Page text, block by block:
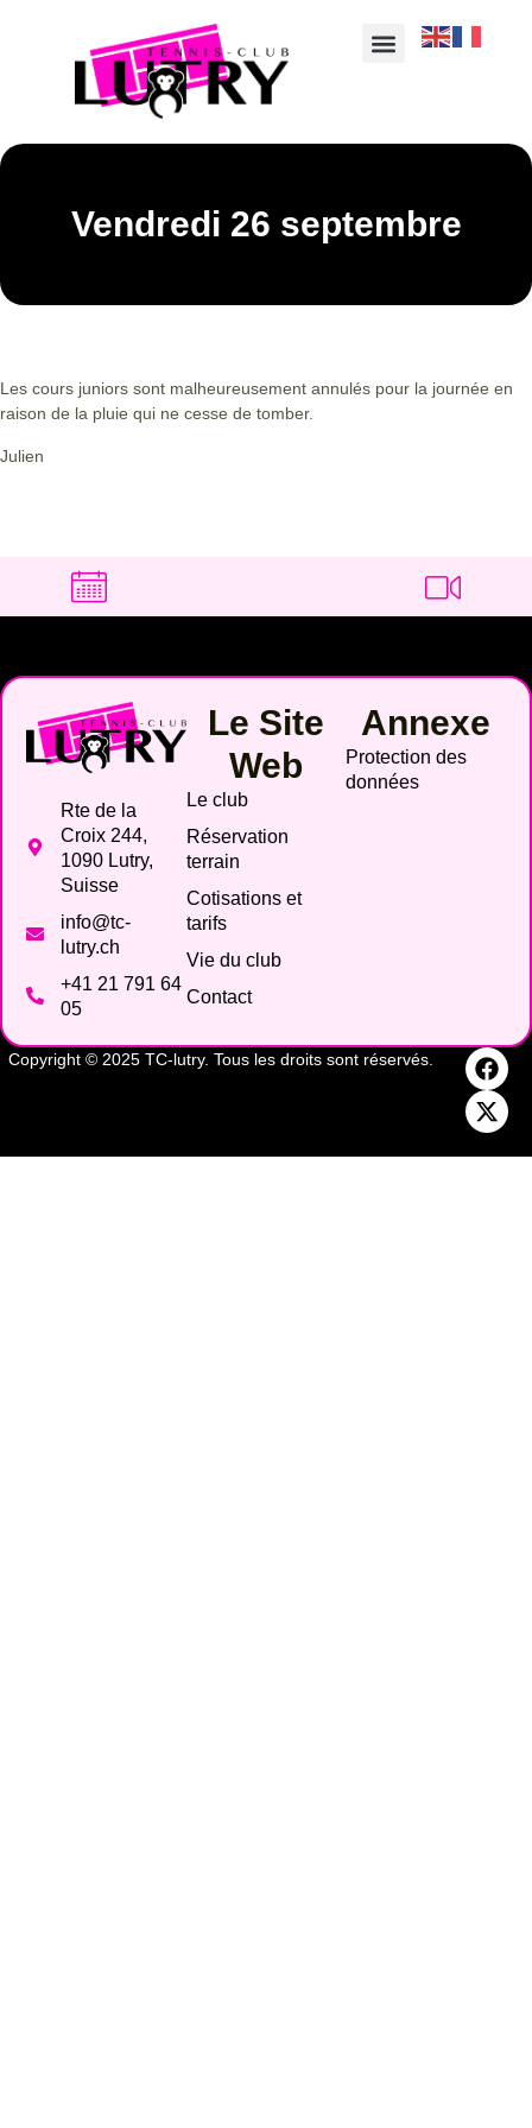
Vendredi 26 septembre
Les cours juniors sont malheureusement annulés pour la journée en
raison de la pluie qui ne cesse de tomber.
Julien
Rte de la
Croix 244,
1090 Lutry,
Suisse
info@tc-
lutry.ch
+41 21 791 64
05
Le Site
Web
Le club
Réservation
terrain
Cotisations et
tarifs
Vie du club
Contact
Annexe
Protection des
données
Copyright © 2025 TC-lutry. Tous les droits sont réservés.